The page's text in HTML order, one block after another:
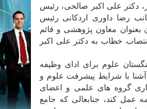
دکتر علی اکبر صالحی، رئیس
رضا داوری اردکانی رئیس
بعنوان معاون پژوهشی و قائم
خطاب به دکتر علی اکبر
علوم برای ادای وظیفه
آشنا با شرایط پیشرفت علوم و
گروه های علمی و اعضای
عمل کند، جنابعالی که جامع